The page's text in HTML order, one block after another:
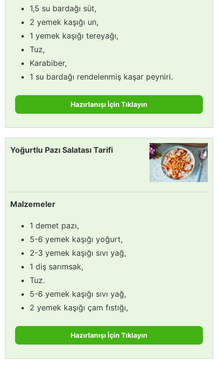
1,5 su bardağı süt,
2 yemek kaşığı un,
1 yemek kaşığı tereyağı,
Tuz,
Karabiber,
1 su bardağı rendelenmiş kaşar peyniri.
Hazırlanışı İçin Tıklayın
Yoğurtlu Pazı Salatası Tarifi
Malzemeler
1 demet pazı,
5-6 yemek kaşığı yoğurt,
2-3 yemek kaşığı sıvı yağ,
1 diş sarımsak,
Tuz.
5-6 yemek kaşığı sıvı yağ,
2 yemek kaşığı çam fıstığı,
Hazırlanışı İçin Tıklayın